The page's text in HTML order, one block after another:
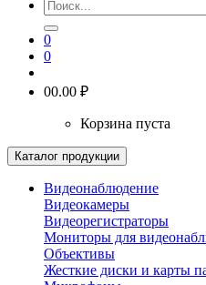
0
0
00.00 ₽
Корзина пуста
Каталог продукции
Видеонаблюдение
Видеокамеры
Видеорегистраторы
Мониторы для
Объективы
Жесткие диски и карты